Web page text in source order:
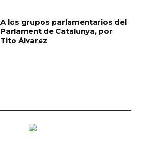
A los grupos parlamentarios del
Parlament de Catalunya, por
Tito Álvarez